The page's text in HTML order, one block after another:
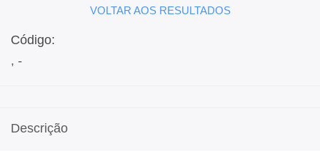
VOLTAR AOS RESULTADOS
Código:
, -
Descrição